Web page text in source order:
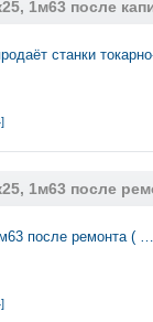
1м63 после
станки
1м63 после
после ремонта ( …